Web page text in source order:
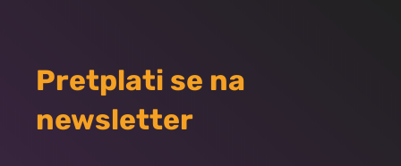
Pretplati se na
newsletter